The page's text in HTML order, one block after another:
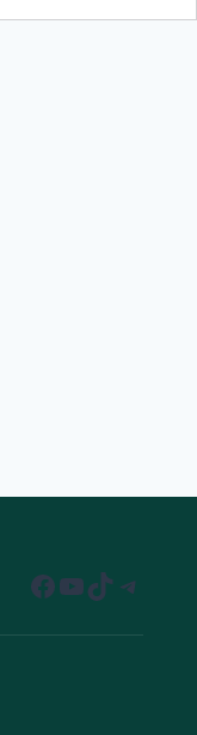
Facebook
YouTube
TikTok